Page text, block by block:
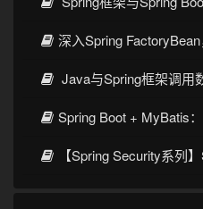
深入Spring FactoryBean，如
Java与Spring框架调用数据库存储
Spring Boot + MyBatis：高效
【Spring Security系列】Spring Security整